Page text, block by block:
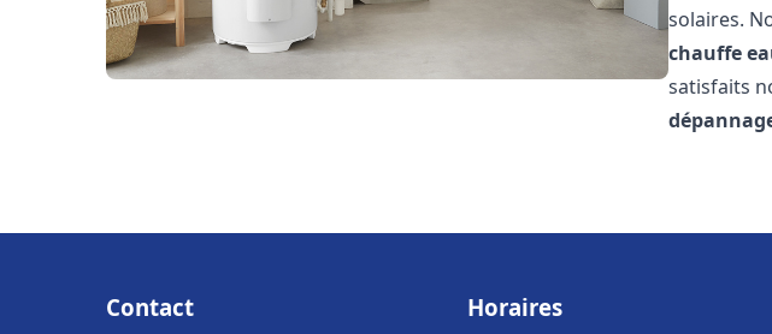
solaires.
chauffe
satisfaits
Contact Horaires